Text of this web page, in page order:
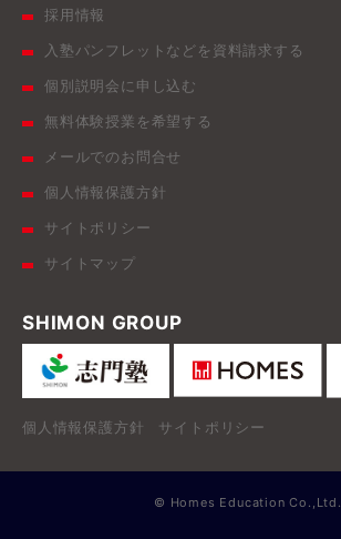
採用情報
入塾パンフレットなどを資料請求する
個別説明会に申し込む
無料体験授業を希望する
メールでのお問合せ
個人情報保護方針
サイトポリシー
サイトマップ
SHIMON GROUP
個人情報保護方針 サイトポリシー
© Homes Education Co.,Ltd.